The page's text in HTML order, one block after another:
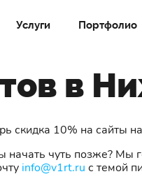
Услуги Портфолио
в
скидка 10% на сайты
начать чуть позже?
info@v1rt.ru с темой